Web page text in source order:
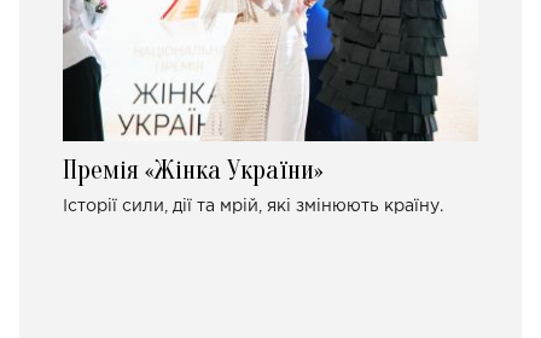
Премія «Жінка України»
Історії сили, дії та мрій, які змінюють країну.